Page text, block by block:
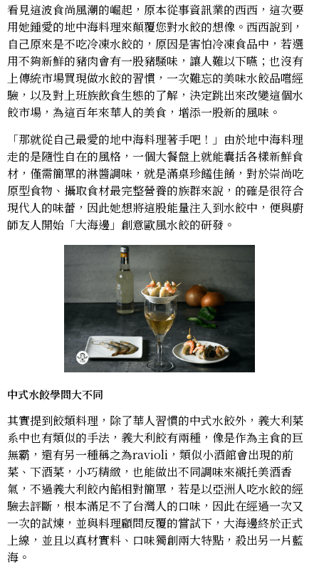
看見這波食尚風潮的崛起，原本從事資訊業的西西，這次要
用她鍾愛的地中海料理來顛覆您對水餃的想像。西西說到，
自己原來是不吃冷凍水餃的，原因是害怕冷凍食品中，若選
用不夠新鮮的豬肉會有一股豬騷味，讓人難以下嚥；也沒有
上傳統市場買現做水餃的習慣，一次難忘的美味水餃品嚐經
驗，以及對上班族飲食生態的了解，決定跳出來改變這個水
餃市場，為這百年來華人的美食，增添一股新的風味。
「那就從自己最愛的地中海料理著手吧！」由於地中海料理
走的是隨性自在的風格，一個大餐盤上就能囊括各樣新鮮食
材，僅需簡單的淋醬調味，就是滿桌珍饈佳餚，對於崇尚吃
原型食物、攝取食材最完整營養的族群來說，的確是很符合
現代人的味蕾，因此她想將這股能量注入到水餃中，便與廚
師友人開始「大海邊」創意歐風水餃的研發。
中式水餃學問大不同
其實提到餃類料理，除了華人習慣的中式水餃外，義大利菜
系中也有類似的手法，義大利餃有兩種，像是作為主食的巨
無霸，還有另一種稱之為ravioli，類似小酒館會出現的前
菜、下酒菜，小巧精緻，也能做出不同調味來襯托美酒香
氣，不過義大利餃內餡相對簡單，若是以亞洲人吃水餃的經
驗去評斷，根本滿足不了台灣人的口味，因此在經過一次又
一次的試煉，並與料理顧問反覆的嘗試下，大海邊終於正式
上線，並且以真材實料、口味獨創兩大特點，殺出另一片藍
海。